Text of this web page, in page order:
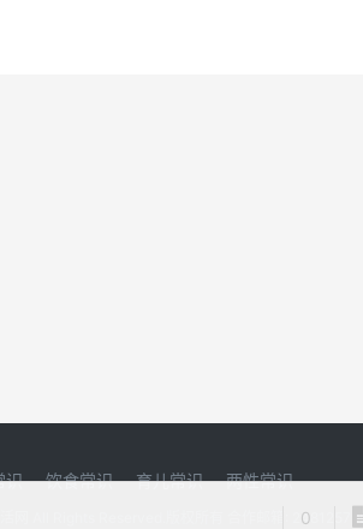
0
识 饮食常识 育儿常识 两性常识
网 All Rights Reserved.版权所有 合作邮箱: